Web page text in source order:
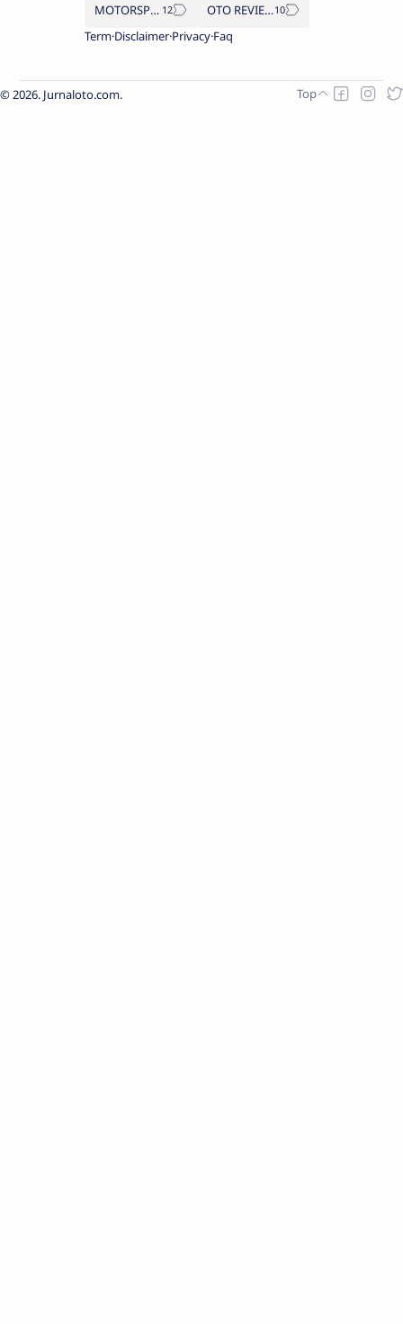
MOTORSPORT
OTO REVIEW
Term Disclaimer Privacy Faq
2026. Jurnaloto.com.